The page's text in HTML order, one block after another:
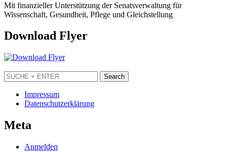
Mit finanzieller Unterstützung der Senatsverwaltung für
Wissenschaft, Gesundheit, Pflege und Gleichstellung
Download Flyer
Impressum
Datenschutzerklärung
Meta
Anmelden